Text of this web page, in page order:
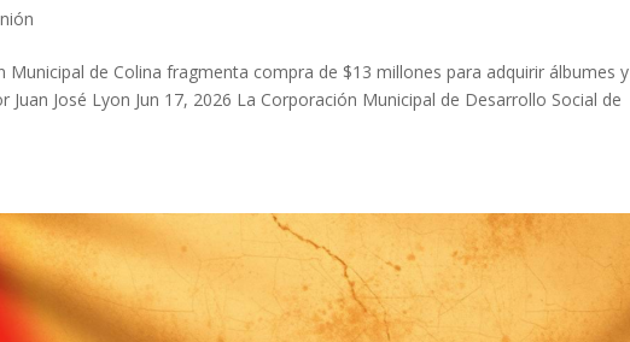
de Colina fragmenta compra de $13 millones para adquirir álbumes y
José Lyon Jun 17, 2026 La Corporación Municipal de Desarrollo Social de